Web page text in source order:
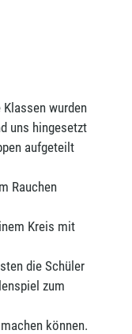
wurden
uns hingesetzt
aufgeteilt
Rauchen
Kreis mit
die Schüler
zum
können.